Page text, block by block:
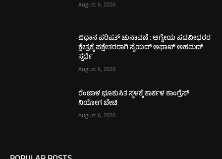
August 6, 2026
ವಿಧಾನ ಪರಿಷತ್ ಚುನಾವಣೆ : ಆಗ್ನೇಯ ಪದವೀಧರರ
ಕ್ಷೇತ್ರಕ್ಕೆ ಪಕ್ಷೇತರರಾಗಿ ಸೈಯದ್ ಅಫಾಖ್ ಅಹಮದ್
ಸ್ಪರ್ಧೆ
August 6, 2026
ರೆಂಜಾಳ ಭೂಕುಸಿತ ಸ್ಥಳಕ್ಕೆ ಕಾರ್ಕಳ ಕಾಂಗ್ರೆಸ್
ನಿಯೋಗ ಬೇಟಿ
August 6, 2026